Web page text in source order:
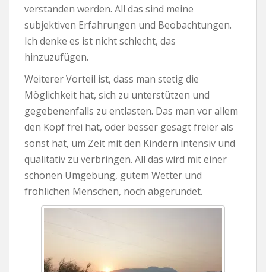
verstanden werden. All das sind meine
subjektiven Erfahrungen und Beobachtungen.
Ich denke es ist nicht schlecht, das
hinzuzufügen.
Weiterer Vorteil ist, dass man stetig die
Möglichkeit hat, sich zu unterstützen und
gegebenenfalls zu entlasten. Das man vor allem
den Kopf frei hat, oder besser gesagt freier als
sonst hat, um Zeit mit den Kindern intensiv und
qualitativ zu verbringen. All das wird mit einer
schönen Umgebung, gutem Wetter und
fröhlichen Menschen, noch abgerundet.